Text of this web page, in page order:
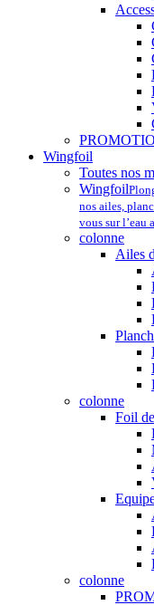
Wingfoil
Toutes nos
Wingfoil
nos ailes,
vous sur l’eau
colonne
Ailes
colonne
Foil
colonne